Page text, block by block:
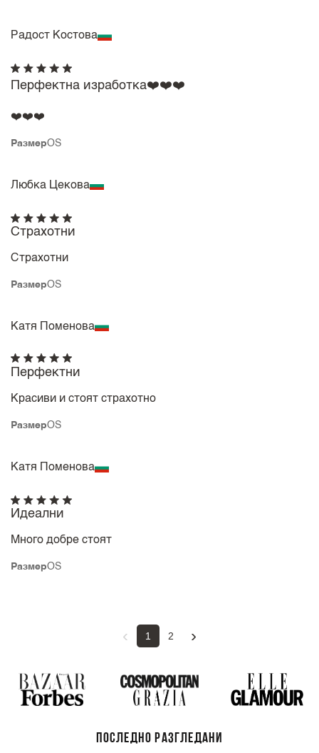
Радост Костова
РазмерOS
Перфектна изработка❤️❤️❤️
❤️❤️❤️
Любка Цекова
РазмерOS
Страхотни
Страхотни
Катя Поменова
РазмерOS
Перфектни
Красиви и стоят страхотно
Катя Поменова
РазмерOS
Идеални
Много добре стоят
‹ 1 2 ›
ПОСЛЕДНО РАЗГЛЕДАНИ